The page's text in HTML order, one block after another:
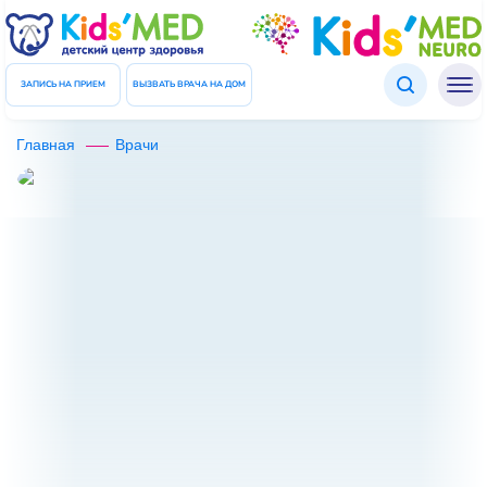
ЗАПИСЬ НА ПРИЕМ ВЫЗВАТЬ ВРАЧА НА ДОМ
Главная Врачи
Подтверждение данных
Введите код который был отправлен Вам в СМС
Код
ЗАКРЫТЬ